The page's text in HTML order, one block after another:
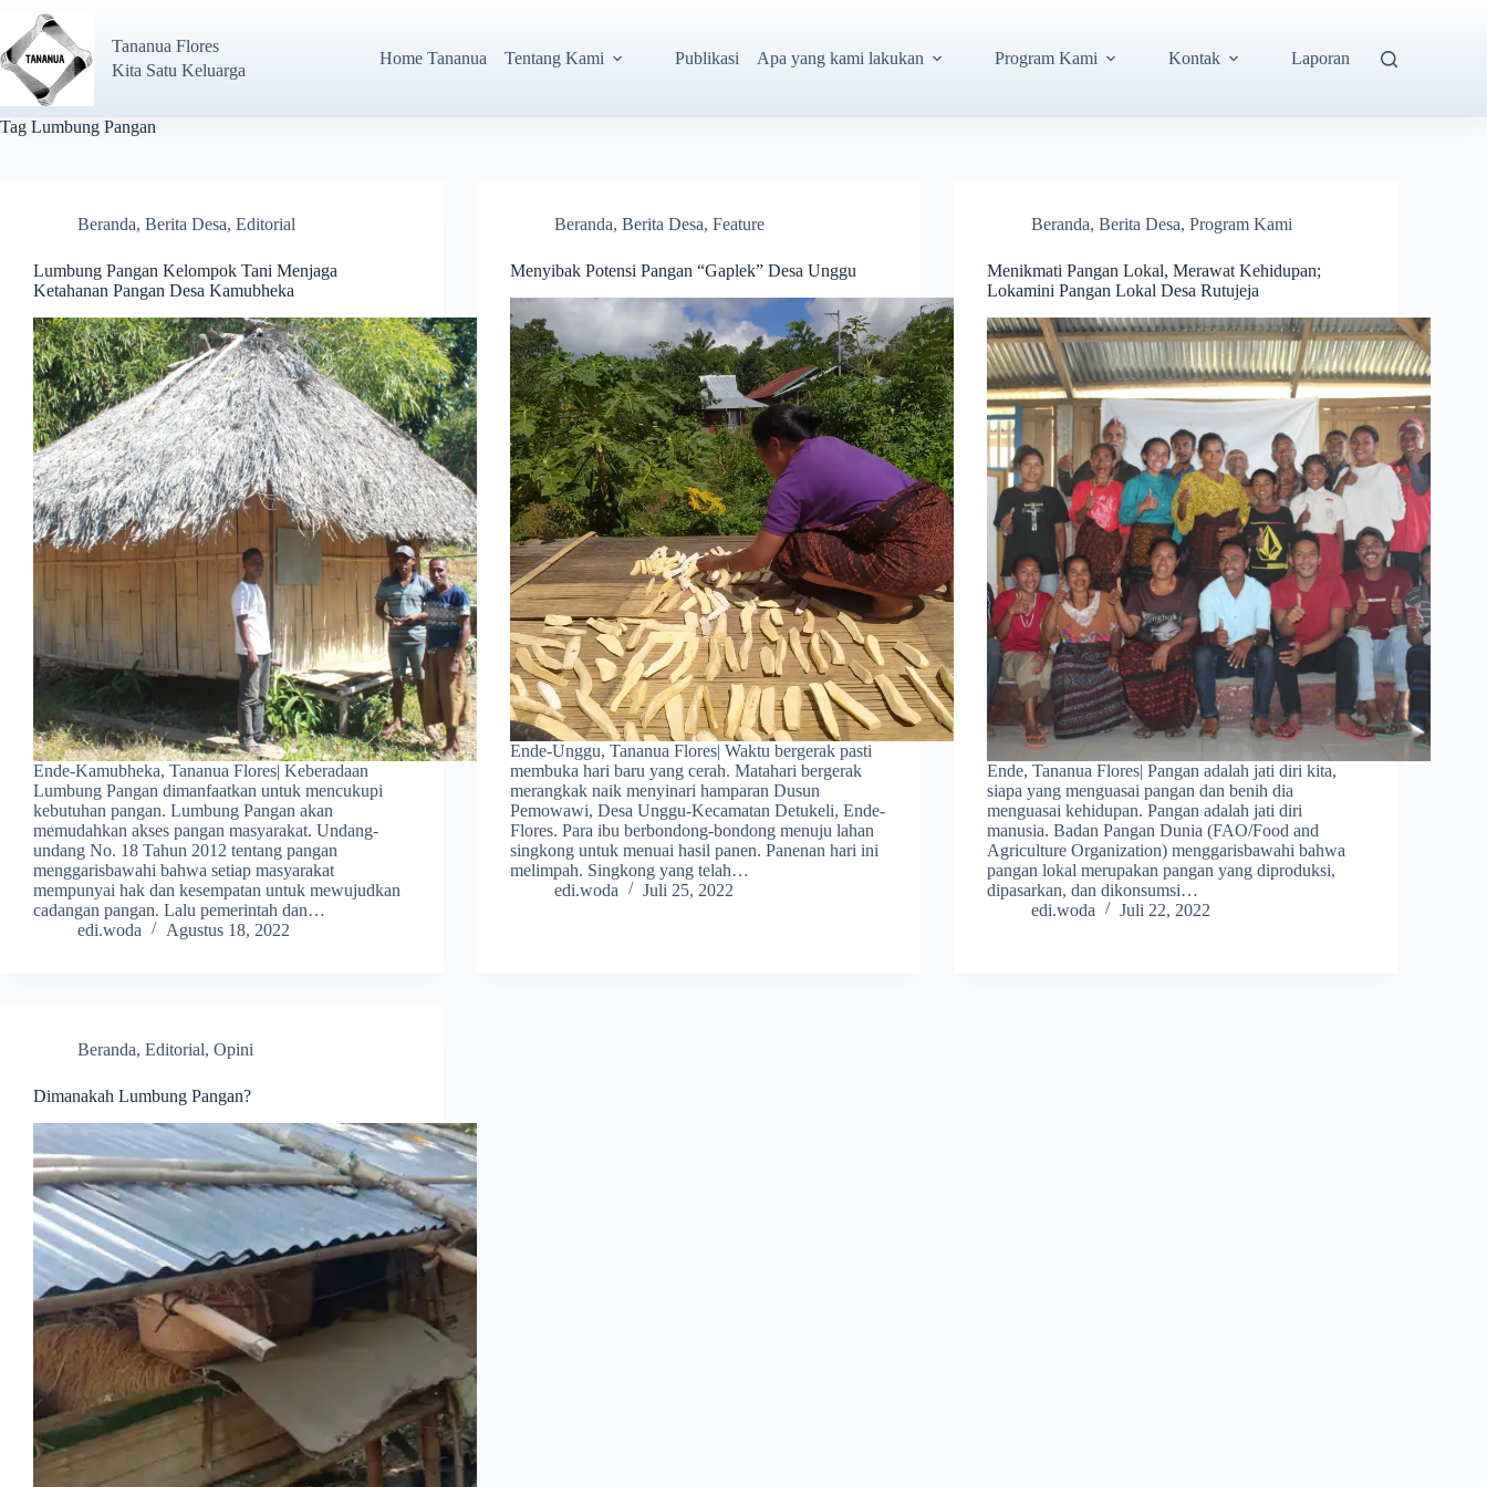
Tananua Flores
Kita Satu Keluarga
Home Tananua Tentang Kami Publikasi Apa yang kami lakukan Program Kami Kontak Laporan
Tag Lumbung Pangan
Beranda, Berita Desa, Editorial
Lumbung Pangan Kelompok Tani Menjaga
Ketahanan Pangan Desa Kamubheka
Ende-Kamubheka, Tananua Flores| Keberadaan
Lumbung Pangan dimanfaatkan untuk mencukupi
kebutuhan pangan. Lumbung Pangan akan
memudahkan akses pangan masyarakat. Undang-
undang No. 18 Tahun 2012 tentang pangan
menggarisbawahi bahwa setiap masyarakat
mempunyai hak dan kesempatan untuk mewujudkan
cadangan pangan. Lalu pemerintah dan…
edi.woda
Agustus 18, 2022
Beranda,Berita Desa,Feature
Menyibak Potensi Pangan “Gaplek” Desa Unggu
Ende-Unggu, Tananua Flores| Waktu bergerak pasti
membuka hari baru yang cerah. Matahari bergerak
merangkak naik menyinari hamparan Dusun
Pemowawi, Desa Unggu-Kecamatan Detukeli, Ende-
Flores. Para ibu berbondong-bondong menuju lahan
singkong untuk menuai hasil panen. Panenan hari ini
melimpah. Singkong yang telah…
edi.woda
Juli 25, 2022
Beranda,Berita Desa,Program Kami
Menikmati Pangan Lokal, Merawat Kehidupan;
Lokamini Pangan Lokal Desa Rutujeja
Ende, Tananua Flores| Pangan adalah jati diri kita,
siapa yang menguasai pangan dan benih dia
menguasai kehidupan. Pangan adalah jati diri
manusia. Badan Pangan Dunia (FAO/Food and
Agriculture Organization) menggarisbawahi bahwa
pangan lokal merupakan pangan yang diproduksi,
dipasarkan, dan dikonsumsi…
edi.woda
Juli 22, 2022
Beranda, Editorial, Opini
Dimanakah Lumbung Pangan?